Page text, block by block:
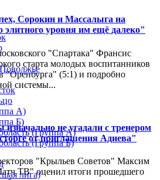
Сорокин и Массалыга на
элитного уровня им ещё далеко"
"Спартака" Франсис
старта молодых воспитанников
"Оренбурга" (5:1) и подробно
системы...
не угадали с тренером
от приглашения Адиева"
"Крыльев Советов" Максим
ТВ" оценил итоги прошедшего
А)
Б)
(Группа А)
(Группа Б)
лига)